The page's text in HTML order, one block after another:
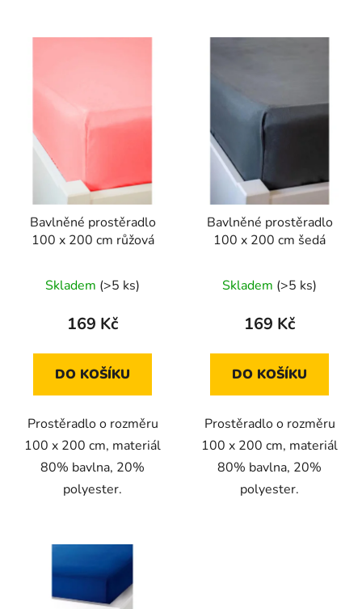
Bavlněné prostěradlo
100 x 200 cm růžová
Skladem (>5 ks)
169 Kč
DO KOŠÍKU
Prostěradlo o rozměru
100 x 200 cm, materiál
80% bavlna, 20%
polyester.
Bavlněné prostěradlo
100 x 200 cm šedá
Skladem (>5 ks)
169 Kč
DO KOŠÍKU
Prostěradlo o rozměru
100 x 200 cm, materiál
80% bavlna, 20%
polyester.